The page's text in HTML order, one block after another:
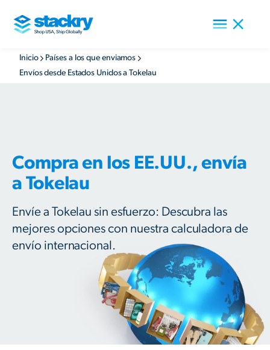
Inicio
Países a los que enviamos
Envíos desde Estados Unidos a Tokelau
Compra en los EE.UU., envía
a Tokelau
Envíe a Tokelau sin esfuerzo: Descubra las
mejores opciones con nuestra calculadora de
envío internacional.